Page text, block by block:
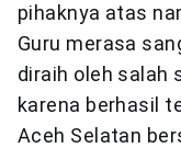
pihaknya atas
Guru merasa
diraih oleh salah
karena berhasil
Aceh Selatan